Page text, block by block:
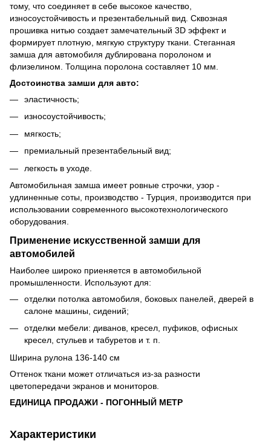
тому, что соединяет в себе высокое качество,
износоустойчивость и презентабельный вид. Сквозная
прошивка нитью создает замечательный 3D эффект и
формирует плотную, мягкую структуру ткани. Стеганная
замша для автомобиля дублирована поролоном и
флизелином. Толщина поролона составляет 10 мм.
Достоинства замши для авто:
эластичность;
износоустойчивость;
мягкость;
премиальный презентабельный вид;
легкость в уходе.
Автомобильная замша имеет ровные строчки, узор -
удлиненные соты, производство - Турция, производится при
использовании современного высокотехнологического
оборудования.
Применение искусственной замши для
автомобилей
Наиболее широко приеняется в автомобильной
промышленности. Используют для:
отделки потолка автомобиля, боковых панелей, дверей в
салоне машины, сидений;
отделки мебели: диванов, кресел, пуфиков, офисных
кресел, стульев и табуретов и т. п.
Ширина рулона 136-140 см
Оттенок ткани может отличаться из-за разности
цветопередачи экранов и мониторов.
ЕДИНИЦА ПРОДАЖИ - ПОГОННЫЙ МЕТР
Характеристики